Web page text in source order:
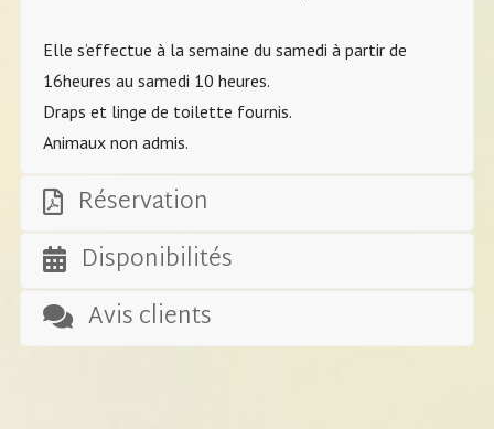
Elle s’effectue à la semaine du samedi à partir de
16heures au samedi 10 heures.
Draps et linge de toilette fournis.
Animaux non admis.
Réservation
Disponibilités
Avis clients